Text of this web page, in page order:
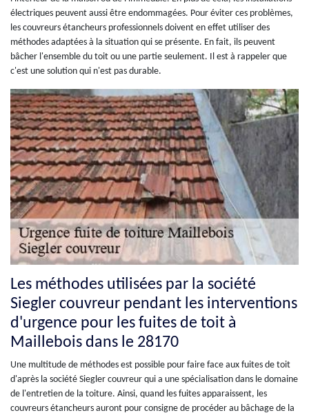
électriques peuvent aussi être endommagées. Pour éviter ces problèmes,
les couvreurs étancheurs professionnels doivent en effet utiliser des
méthodes adaptées à la situation qui se présente. En fait, ils peuvent
bâcher l'ensemble du toit ou une partie seulement. Il est à rappeler que
c'est une solution qui n'est pas durable.
Les méthodes utilisées par la société
Siegler couvreur pendant les interventions
d'urgence pour les fuites de toit à
Maillebois dans le 28170
Une multitude de méthodes est possible pour faire face aux fuites de toit
d'après la société Siegler couvreur qui a une spécialisation dans le domaine
de l'entretien de la toiture. Ainsi, quand les fuites apparaissent, les
couvreurs étancheurs auront pour consigne de procéder au bâchage de la